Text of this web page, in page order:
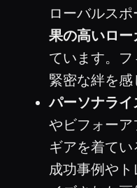
ローバルス
果の高いロ
ています。
緊密な絆を感
パーソナライ
やビフォー
ギアを着て
成功事例や